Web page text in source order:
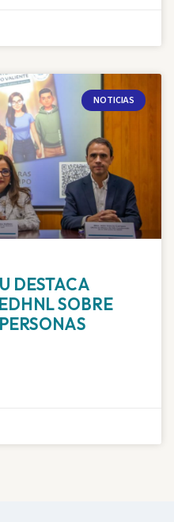
NOTICIAS
DESTACA
SOBRE